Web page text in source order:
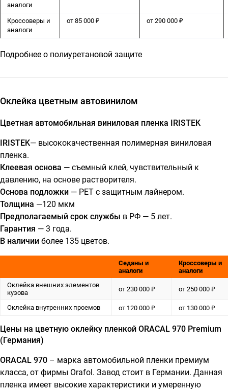
аналоги
Кроссоверы и
аналоги
от 85 000 ₽ от 290 000 ₽
Подробнее о полиуретановой защите
Оклейка цветным автовинилом
Цветная автомобильная виниловая пленка IRISTEK
IRISTEK— высококачественная полимерная виниловая
пленка.
Клеевая основа — съемный клей, чувствительный к
давлению, на основе растворителя.
Основа подложки — PET с защитным лайнером.
Толщина —120 мкм
Предполагаемый срок службы в РФ — 5 лет.
Гарантия — 3 года.
В наличии более 135 цветов.
Седаны и
аналоги
Кроссоверы и
аналоги
Оклейка внешних элементов
кузова
от 230 000 ₽ от 250 000 ₽
Оклейка внутренних проемов от 120 000 ₽ от 130 000 ₽
Цены на цветную оклейку пленкой ORACAL 970 Premium
(Германия)
ORACAL 970 – марка автомобильной пленки премиум
класса, от фирмы Orafol. Завод стоит в Германии. Данная
пленка имеет высокие характеристики и умеренную